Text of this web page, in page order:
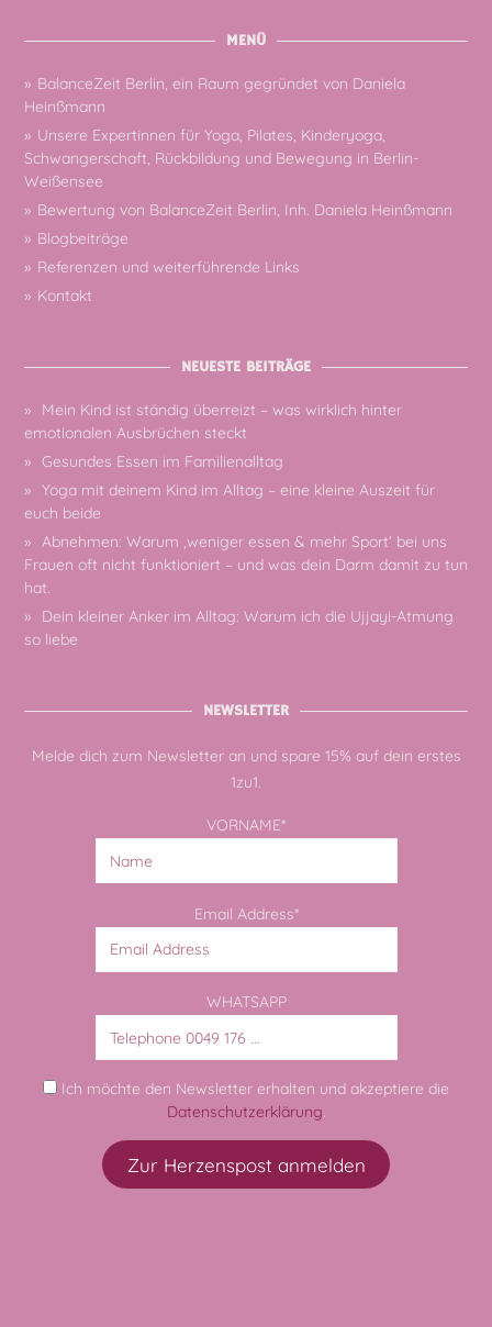
MENÜ
BalanceZeit Berlin, ein Raum gegründet von Daniela
Heinßmann
Unsere Expertinnen für Yoga, Pilates, Kinderyoga,
Schwangerschaft, Rückbildung und Bewegung in Berlin-
Weißensee
Bewertung von BalanceZeit Berlin, Inh. Daniela Heinßmann
Blogbeiträge
Referenzen und weiterführende Links
Kontakt
NEUESTE BEITRÄGE
Mein Kind ist ständig überreizt – was wirklich hinter
emotionalen Ausbrüchen steckt
Gesundes Essen im Familienalltag
Yoga mit deinem Kind im Alltag – eine kleine Auszeit für
euch beide
Abnehmen: Warum ‚weniger essen & mehr Sport‘ bei uns
Frauen oft nicht funktioniert – und was dein Darm damit zu tun
hat.
Dein kleiner Anker im Alltag: Warum ich die Ujjayi-Atmung
so liebe
NEWSLETTER
Melde dich zum Newsletter an und spare 15% auf dein erstes
1zu1.
VORNAME*
Email Address*
WHATSAPP
Ich möchte den Newsletter erhalten und akzeptiere die
Datenschutzerklärung